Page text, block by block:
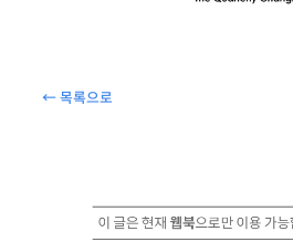
← 목록으로